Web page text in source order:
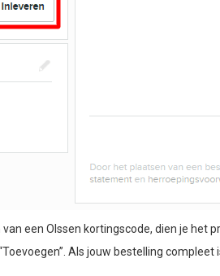
een Olssen kortingscode, dien je het
Als jouw bestelling compleet